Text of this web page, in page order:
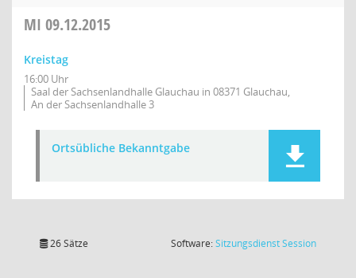
MI 09.12.2015
Kreistag
16:00 Uhr
Saal der Sachsenlandhalle Glauchau in 08371 Glauchau,
An der Sachsenlandhalle 3
Ortsübliche Bekanntgabe
26 Sätze Software:SitzungsdienstSession(Wird in